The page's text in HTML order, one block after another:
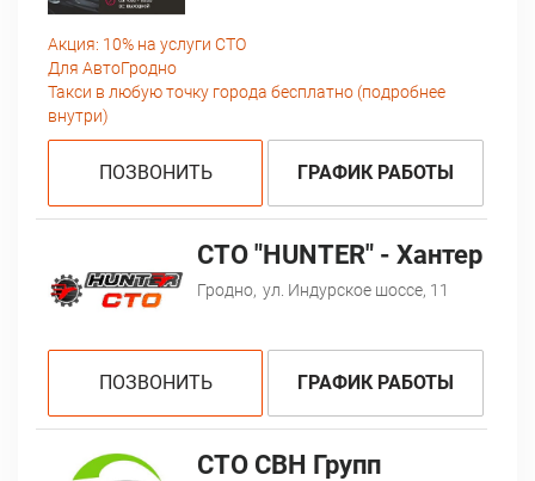
Акция: 10% на услуги СТО
Для АвтоГродно
Такси в любую точку города бесплатно (подробнее
внутри)
ПОЗВОНИТЬ ГРАФИК РАБОТЫ
СТО "HUNTER" - Хантер
Гродно, ул. Индурское шоссе, 11
ПОЗВОНИТЬ ГРАФИК РАБОТЫ
CTO СВН Групп